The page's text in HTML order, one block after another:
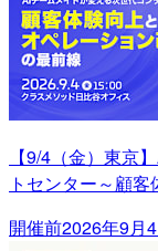
【9/4（金）東京
トセンター～顧
開催前2026年9月